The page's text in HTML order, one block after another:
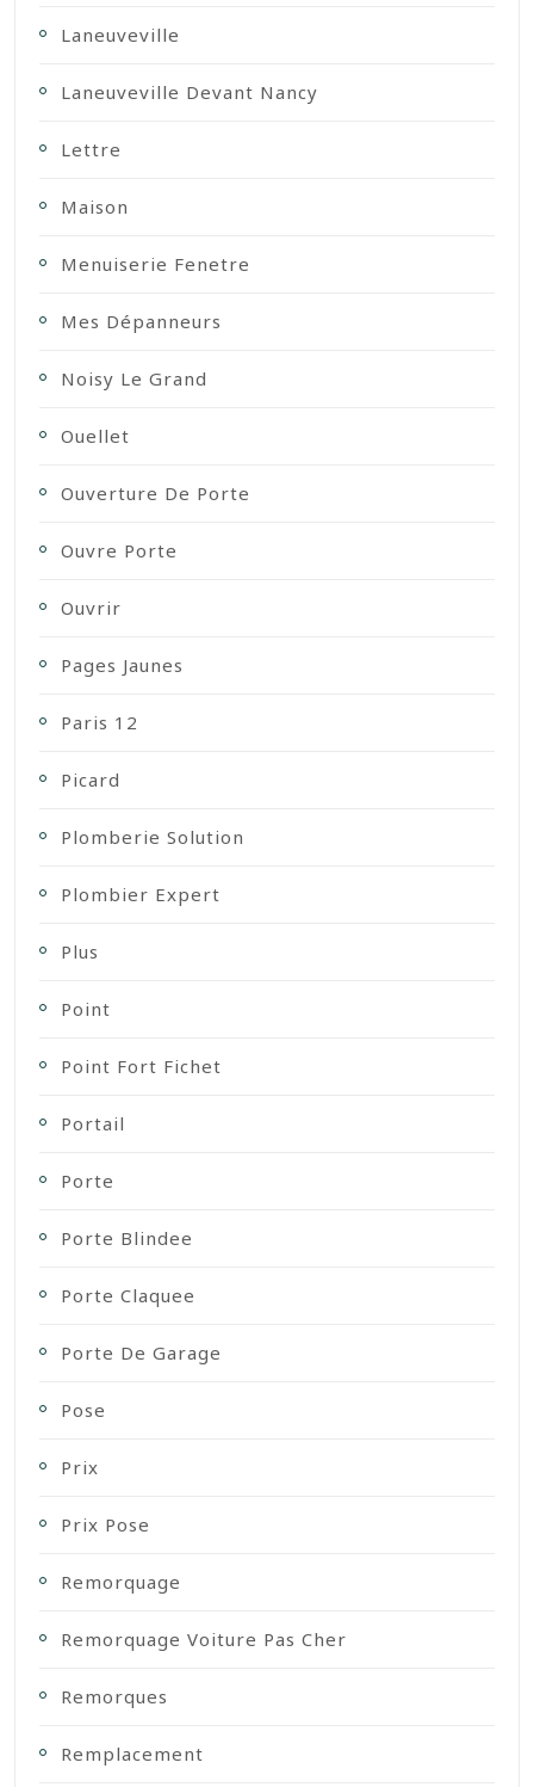
Laneuveville
Laneuveville Devant Nancy
Lettre
Maison
Menuiserie Fenetre
Mes Dépanneurs
Noisy Le Grand
Ouellet
Ouverture De Porte
Ouvre Porte
Ouvrir
Pages Jaunes
Paris 12
Picard
Plomberie Solution
Plombier Expert
Plus
Point
Point Fort Fichet
Portail
Porte
Porte Blindee
Porte Claquee
Porte De Garage
Pose
Prix
Prix Pose
Remorquage
Remorquage Voiture Pas Cher
Remorques
Remplacement